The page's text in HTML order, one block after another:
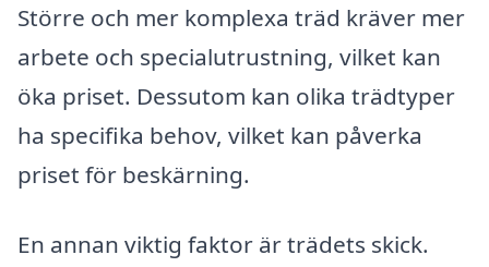
Större och mer komplexa träd kräver mer
arbete och specialutrustning, vilket kan
öka priset. Dessutom kan olika trädtyper
ha specifika behov, vilket kan påverka
priset för beskärning.
En annan viktig faktor är trädets skick.